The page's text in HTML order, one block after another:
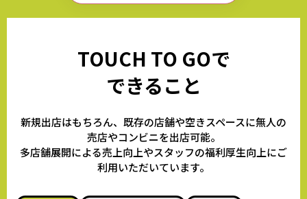
TOUCH TO GOで
できること
新規出店はもちろん、既存の店舗や空きスペースに無人の
売店やコンビニを出店可能。
多店舗展開による売上向上やスタッフの福利厚生向上にご
利用いただいています。